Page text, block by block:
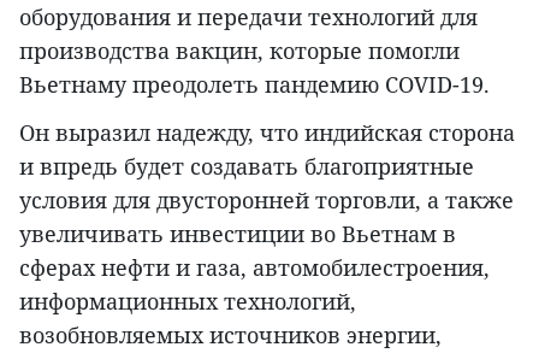
оборудования и передачи технологий для
производства вакцин, которые помогли
Вьетнаму преодолеть пандемию COVID-19.
Он выразил надежду, что индийская сторона
и впредь будет создавать благоприятные
условия для двусторонней торговли, а также
увеличивать инвестиции во Вьетнам в
сферах нефти и газа, автомобилестроения,
информационных технологий,
возобновляемых источников энергии,